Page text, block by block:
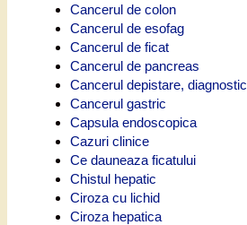
Cancerul de colon
Cancerul de esofag
Cancerul de ficat
Cancerul de pancreas
Cancerul depistare, diagnostic
Cancerul gastric
Capsula endoscopica
Cazuri clinice
Ce dauneaza ficatului
Chistul hepatic
Ciroza cu lichid
Ciroza hepatica